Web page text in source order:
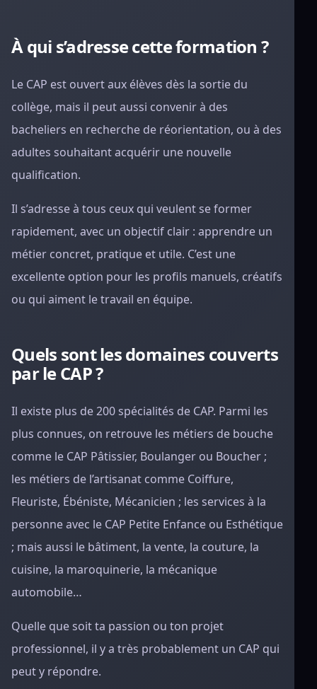
À qui s’adresse cette formation ?
Le CAP est ouvert aux élèves dès la sortie du
collège, mais il peut aussi convenir à des
bacheliers en recherche de réorientation, ou à des
adultes souhaitant acquérir une nouvelle
qualification.
Il s’adresse à tous ceux qui veulent se former
rapidement, avec un objectif clair : apprendre un
métier concret, pratique et utile. C’est une
excellente option pour les profils manuels, créatifs
ou qui aiment le travail en équipe.
Quels sont les domaines couverts
par le CAP ?
Il existe plus de 200 spécialités de CAP. Parmi les
plus connues, on retrouve les métiers de bouche
comme le CAP Pâtissier, Boulanger ou Boucher ;
les métiers de l’artisanat comme Coiffure,
Fleuriste, Ébéniste, Mécanicien ; les services à la
personne avec le CAP Petite Enfance ou Esthétique
; mais aussi le bâtiment, la vente, la couture, la
cuisine, la maroquinerie, la mécanique
automobile…
Quelle que soit ta passion ou ton projet
professionnel, il y a très probablement un CAP qui
peut y répondre.